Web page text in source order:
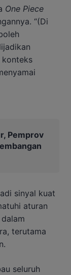
One Piece
“(Di
konteks
Pemprov
sinyal kuat
aturan
terutama
seluruh